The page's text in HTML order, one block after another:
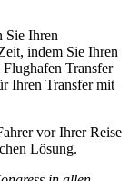
Sie Ihren
indem Sie Ihren
Transfer
Ihren Transfer mit
vor Ihrer Reise
Lösung.